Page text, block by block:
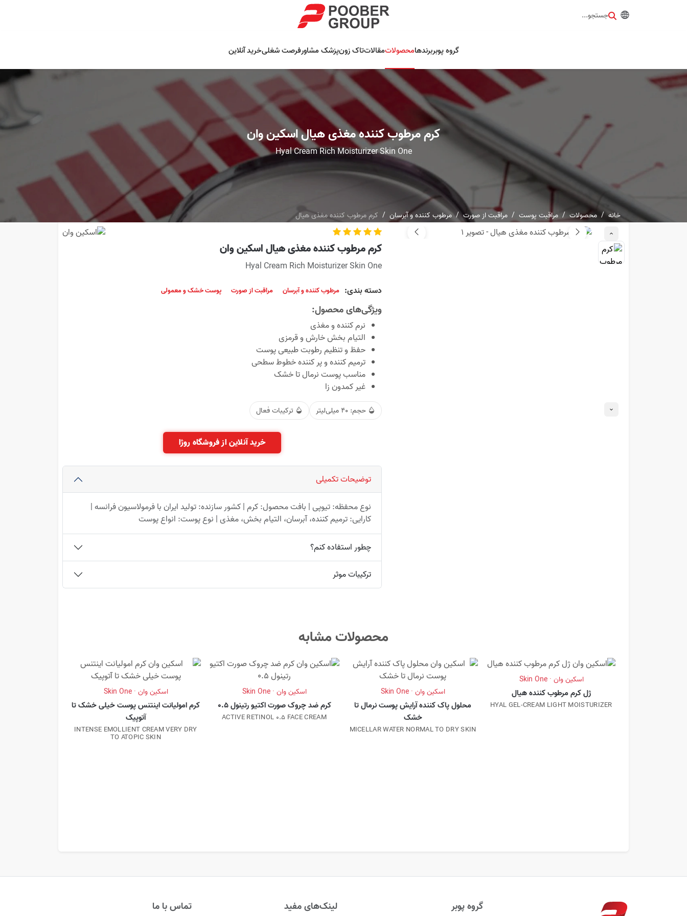
جستجو...
گروه پوبربرندهامحصولاتمقالاتتاک زونپزشک مشاورفرصت شغلیخرید آنلاین
کرم مرطوب کننده مغذی هیال اسکین وان
Hyal Cream Rich Moisturizer Skin One
خانه محصولات مراقبت پوست مراقبت از صورت مرطوب کننده و آبرسان کرم مرطوب کننده مغذی هیال
کرم مرطوب کننده مغذی هیال اسکین وان
Hyal Cream Rich Moisturizer Skin One
دسته بندی: مرطوب کننده و آبرسان مراقبت از صورت پوست خشک و معمولی
ویژگی‌های محصول:
نرم کننده و مغذی
التیام بخش خارش و قرمزی
حفظ و تنظیم رطوبت طبیعی پوست
ترمیم کننده و پر کننده خطوط سطحی
مناسب پوست نرمال تا خشک
غیر کمدون زا
حجم: 40 میلی‌لیتر ترکیبات فعال
خرید آنلاین از فروشگاه روژا
توضیحات تکمیلی
نوع محفظه: تیوپی | بافت محصول: کرم | کشور سازنده: تولید ایران با فرمولاسیون فرانسه |
کارایی: ترمیم کننده، آبرسان، التیام بخش، مغذی | نوع پوست: انواع پوست
چطور استفاده کنم؟
ترکیبات موثر
محصولات مشابه
اسکین وان · Skin One
ژل کرم مرطوب کننده هیال
HYAL GEL-CREAM LIGHT MOISTURIZER
اسکین وان · Skin One
محلول پاک کننده آرایش پوست نرمال تا
خشک
MICELLAR WATER NORMAL TO DRY SKIN
اسکین وان · Skin One
کرم ضد چروک صورت اکتیو رتینول 0.5
ACTIVE RETINOL 0.5 FACE CREAM
اسکین وان · Skin One
کرم امولیانت اینتنس پوست خیلی خشک تا
آتوپیک
INTENSE EMOLLIENT CREAM VERY DRY
TO ATOPIC SKIN
گروه پوبر لینک‌های مفید تماس با ما